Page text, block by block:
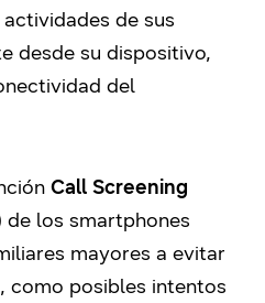
de sus
desde su dispositivo,
del
Call Screening
de los smartphones
mayores a evitar
como posibles intentos